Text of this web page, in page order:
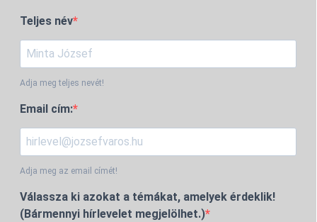
Teljes név
Adja meg teljes nevét!
Email cím:
Adja meg az email címét!
Válassza ki azokat a témákat, amelyek érdeklik!
(Bármennyi hírlevelet megjelölhet.)